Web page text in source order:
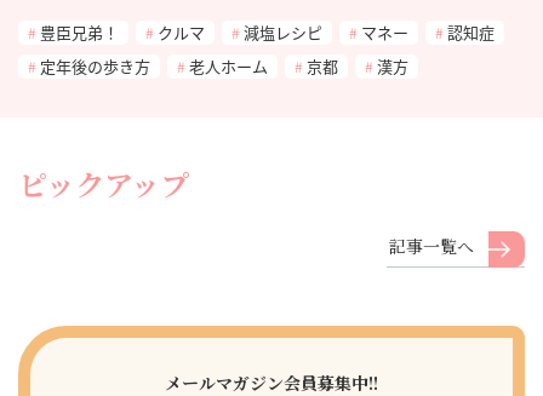
豊臣兄弟！ クルマ 減塩レシピ マネー
認知症
定年後の歩き方
老人ホーム 京都 漢方
ピックアップ
記事一覧へ
メールマガジン会員募集中!!